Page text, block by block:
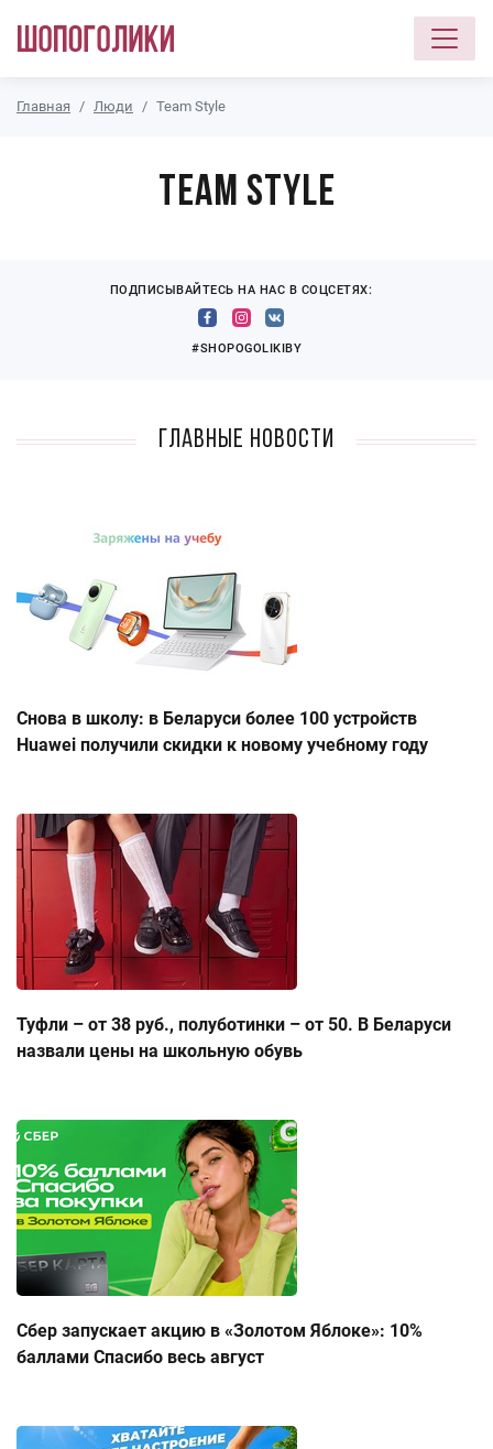
Главная Люди Team Style
Team Style
ПОДПИСЫВАЙТЕСЬ НА НАС В СОЦСЕТЯХ:
#SHOPOGOLIKIBY
Главные новости
Снова в школу: в Беларуси более 100 устройств
Huawei получили скидки к новому учебному году
Туфли – от 38 руб., полуботинки – от 50. В Беларуси
назвали цены на школьную обувь
Сбер запускает акцию в «Золотом Яблоке»: 10%
баллами Спасибо весь август